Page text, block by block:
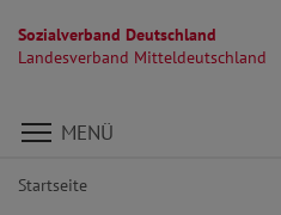
Sozialverband Deutschland
Landesverband Mitteldeutschland
Direkt zu den Inhalten springen
MENÜ
Startseite